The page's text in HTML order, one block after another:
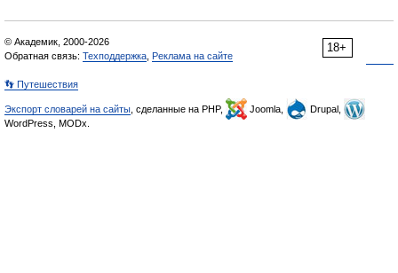
18+
© Академик, 2000-2026
Обратная связь: Техподдержка Реклама на сайте
👣 Путешествия
Экспорт словарей на сайты , сделанные на PHP, Joomla,
Drupal,
WordPress, MODx.